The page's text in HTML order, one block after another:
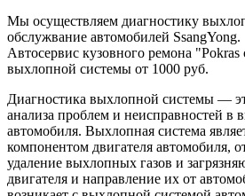
Мы осуществляем диагностику
обслужвание автомобилей SsangYong.
Автосервис кузовного ремона "Pokras
выхлопной системы от 1000 руб.
Диагностика выхлопной системы —
анализа проблем и неисправностей в
автомобиля. Выхлопная система
компонентом двигателя автомобиля,
удаление выхлопных газов и
двигателя и направление их от